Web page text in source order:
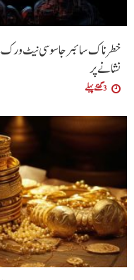
خطرناک سائبر جاسوسی نیٹ ورک
نشانے پر
3 گھنٹے پہلے